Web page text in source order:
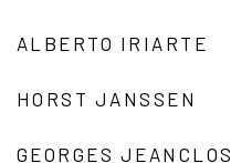
ALBERTO IRIARTE
HORST JANSSEN
GEORGES JEANCLOS